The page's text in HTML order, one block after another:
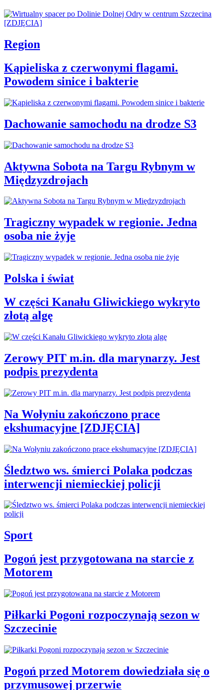
Region
Kąpieliska z czerwonymi flagami.
Powodem sinice i bakterie
Dachowanie samochodu na drodze S3
Aktywna Sobota na Targu Rybnym w
Międzyzdrojach
Tragiczny wypadek w regionie. Jedna
osoba nie żyje
Polska i świat
W części Kanału Gliwickiego wykryto
złotą algę
Zerowy PIT m.in. dla marynarzy. Jest
podpis prezydenta
Na Wołyniu zakończono prace
ekshumacyjne [ZDJĘCIA]
Śledztwo ws. śmierci Polaka podczas
interwencji niemieckiej policji
Sport
Pogoń jest przygotowana na starcie z
Motorem
Piłkarki Pogoni rozpoczynają sezon w
Szczecinie
Pogoń przed Motorem dowiedziała się o
przymusowej przerwie